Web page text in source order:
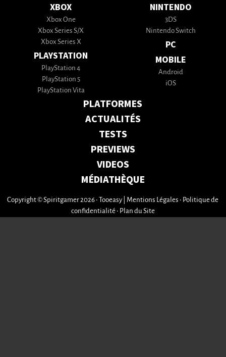
XBOX
Xbox One
Xbox Series S/X
Xbox Series X
PLAYSTATION
PlayStation 4
PlayStation 5
PlayStation Vita
NINTENDO
3DS
Nintendo Switch
PC
MOBILE
Android
iOS
PLATFORMES
ACTUALITÉS
TESTS
PREVIEWS
VIDEOS
MÉDIATHÈQUE
Copyright © Spiritgamer 2026 • Tooeasy Mentions Légales • Politique de
confidentialité • Plan du Site